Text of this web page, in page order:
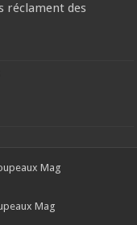
réclament des
Mag
Mag